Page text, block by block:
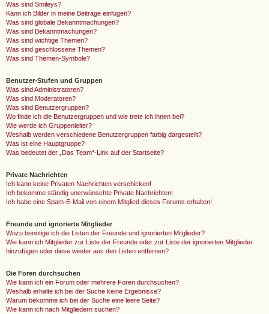
Was sind Smileys?
Kann ich Bilder in meine Beiträge einfügen?
Was sind globale Bekanntmachungen?
Was sind Bekanntmachungen?
Was sind wichtige Themen?
Was sind geschlossene Themen?
Was sind Themen-Symbole?
Benutzer-Stufen und Gruppen
Was sind Administratoren?
Was sind Moderatoren?
Was sind Benutzergruppen?
Wo finde ich die Benutzergruppen und wie trete ich ihnen bei?
Wie werde ich Gruppenleiter?
Weshalb werden verschiedene Benutzergruppen farbig dargestellt?
Was ist eine Hauptgruppe?
Was bedeutet der „Das Team“-Link auf der Startseite?
Private Nachrichten
Ich kann keine Privaten Nachrichten verschicken!
Ich bekomme ständig unerwünschte Private Nachrichten!
Ich habe eine Spam-E-Mail von einem Mitglied dieses Forums erhalten!
Freunde und ignorierte Mitglieder
Wozu benötige ich die Listen der Freunde und ignorierten Mitglieder?
Wie kann ich Mitglieder zur Liste der Freunde oder zur Liste der ignorierten Mitglieder
hinzufügen oder diese wieder aus den Listen entfernen?
Die Foren durchsuchen
Wie kann ich ein Forum oder mehrere Foren durchsuchen?
Weshalb erhalte ich bei der Suche keine Ergebnisse?
Warum bekomme ich bei der Suche eine leere Seite?
Wie kann ich nach Mitgliedern suchen?